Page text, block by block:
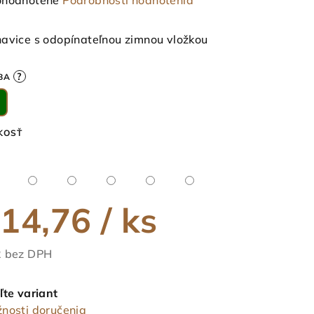
s odopínateľnou zimnou vložkou
?
/ ks
bez DPH
variant
doručenia